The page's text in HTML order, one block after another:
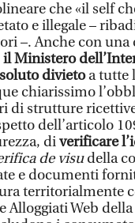
che «il self
e illegale –
–. Anche con una
il Ministero
divietoa tutte
chiarissimo
di strutture
dell’articolo
diverificare
de visudella
e documenti
territorialmente
Alloggiati Web della